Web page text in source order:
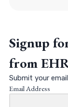
Signup
from
Submit your
Email Address